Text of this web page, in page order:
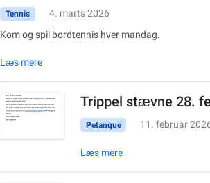
Tennis
4. marts 2026
Kom og spil bordtennis hver mandag.
Læs mere
Trippel stævne 28.
Petanque 11. februar
Læs mere